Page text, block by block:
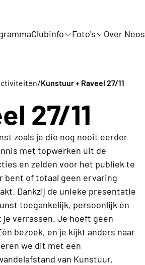
Clubinfo Foto's Over Neos
/Kunstuur + Raveel 27/11
27/11
zoals je die nog nooit eerder
met topwerken uit de
en zelden voor het publiek te
bent of totaal geen ervaring
Dankzij de unieke presentatie
toegankelijk, persoonlijk én
verrassen. Je hoeft geen
bezoek, en je kijkt anders naar
we dit met een
van Kunstuur.